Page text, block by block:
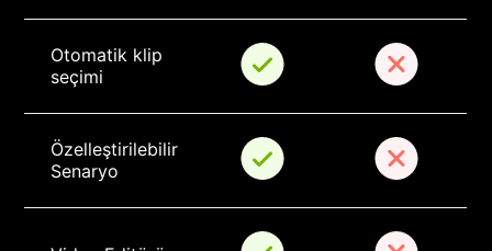
Otomatik klip
seçimi
Özelleştirilebilir
Senaryo